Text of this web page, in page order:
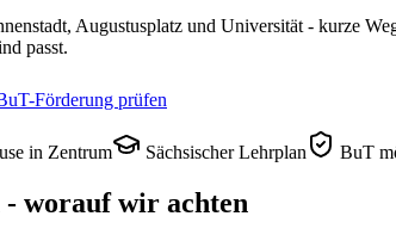
Augustusplatz und Universität - kurze
passt.
Förderung prüfen
in Zentrum Sächsischer Lehrplan BuT
- worauf wir achten